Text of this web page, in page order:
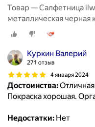
Товар — Салфетница
металлическая черная
держатель для
Куркин Валерий
271 отзыв
4 января 2024
Достоинства:
Покраска хорошая.
Недостатки: Нет